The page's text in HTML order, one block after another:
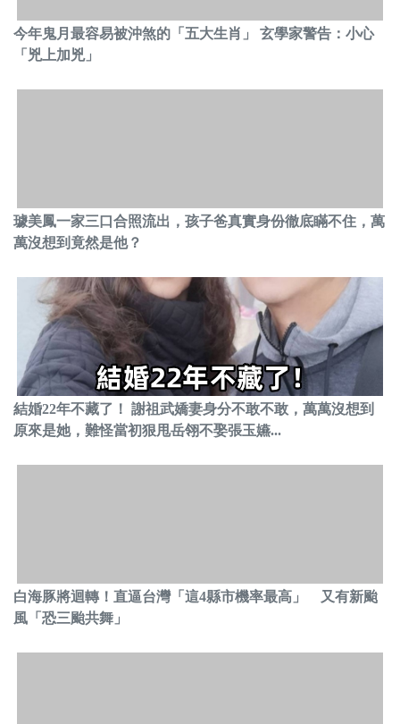
今年鬼月最容易被沖煞的「五大生肖」 玄學家警告：小心
「兇上加兇」
璩美鳳一家三口合照流出，孩子爸真實身份徹底瞞不住，萬
萬沒想到竟然是他？
結婚22年不藏了！ 謝祖武嬌妻身分不敢不敢，萬萬沒想到
原來是她，難怪當初狠甩岳翎不娶張玉嬿...
白海豚將迴轉！直逼台灣「這4縣市機率最高」 又有新颱
風「恐三颱共舞」